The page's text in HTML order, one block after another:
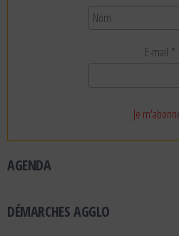
E-mail *
AGENDA
DÉMARCHES AGGLO